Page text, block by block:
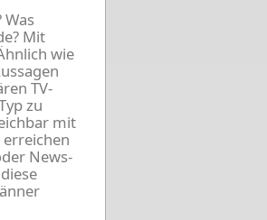
Mit
wie
TV-
zu
mit
News-